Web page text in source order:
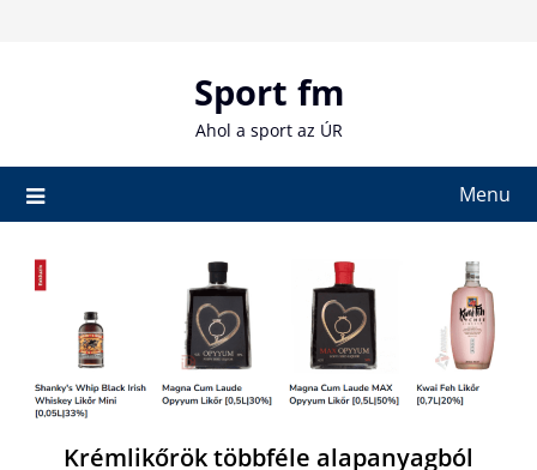
Sport fm
Ahol a sport az ÚR
Menu
Krémlikőrök többféle alapanyagból